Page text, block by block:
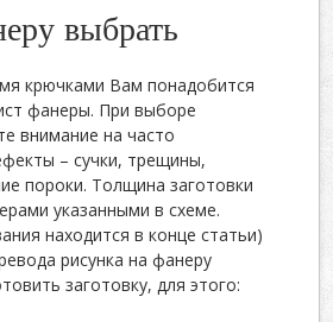
выбрать
крючками Вам понадобится
фанеры. При выборе
внимание на часто
– сучки, трещины,
пороки. Толщина заготовки
указанными в схеме.
находится в конце статьи)
рисунка на фанеру
заготовку, для этого: